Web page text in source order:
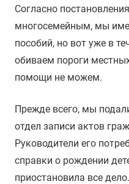
Согласно
многосемейным, мы
пособий, но вот уже в
обиваем пороги
помощи не можем.
Прежде всего, мы
отдел записи актов
Руководители его
справки о рождении
приостановила все дело.